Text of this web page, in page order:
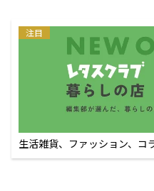
注目
生活雑貨、ファッション、
えるECサイト